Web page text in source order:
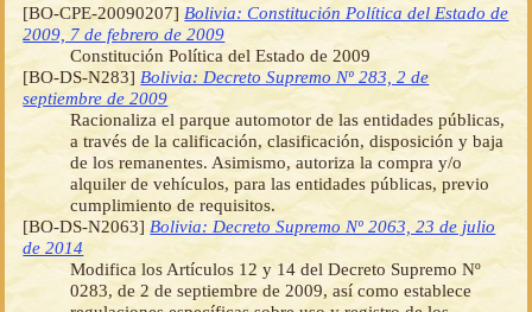
[BO-CPE-20090207] Bolivia: Constitución Política del Estado de
2009, 7 de febrero de 2009
Constitución Política del Estado de 2009
[BO-DS-N283] Bolivia: Decreto Supremo Nº 283, 2 de
septiembre de 2009
Racionaliza el parque automotor de las entidades públicas,
a través de la calificación, clasificación, disposición y baja
de los remanentes. Asimismo, autoriza la compra y/o
alquiler de vehículos, para las entidades públicas, previo
cumplimiento de requisitos.
[BO-DS-N2063] Bolivia: Decreto Supremo Nº 2063, 23 de julio
de 2014
Modifica los Artículos 12 y 14 del Decreto Supremo Nº
0283, de 2 de septiembre de 2009, así como establece